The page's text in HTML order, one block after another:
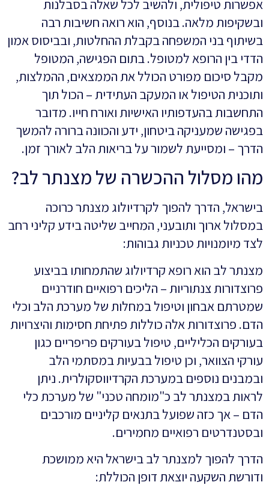
אפשרות טיפולית, ולהשיב לכל שאלה בסבלנות
ובשקיפות מלאה. בנוסף, הוא רואה חשיבות רבה
בשיתוף בני המשפחה בקבלת ההחלטות, ובביסוס אמון
הדדי בין הרופא למטופל. בתום הפגישה, המטופל
מקבל סיכום מפורט הכולל את הממצאים, ההמלצות,
ותוכנית הטיפול או המעקב העתידית – הכול תוך
התחשבות בהעדפותיו האישיות ואורח חייו. מדובר
בפגישה שמעניקה ביטחון, ידע והכוונה ברורה להמשך
הדרך – ומסייעת לשמור על בריאות הלב לאורך זמן.
מהו מסלול ההכשרה של מצנתר לב?
בישראל, הדרך להפוך לקרדיולוג מצנתר כרוכה
במסלול ארוך ותובעני, המחייב שליטה בידע קליני רחב
לצד מיומנויות טכניות גבוהות:
מצנתר לב הוא רופא קרדיולוג שהתמחותו בביצוע
פרוצדורות צנתוריות – הליכים רפואיים חודרניים
שמטרתם אבחון וטיפול במחלות של מערכת הלב וכלי
הדם. פרוצדורות אלה כוללות פתיחת חסימות והיצרויות
בעורקים הכליליים, טיפול בעורקים פריפריים כגון
עורקי הצוואר, וכן טיפול בבעיות במסתמי הלב
ובמבנים נוספים במערכת הקרדיווסקולרית. ניתן
לראות במצנתר לב כ"מומחה טכני" של מערכת כלי
הדם – אך כזה שפועל בתנאים קליניים מורכבים
ובסטנדרטים רפואיים מחמירים.
הדרך להפוך למצנתר לב בישראל היא ממושכת
ודורשת השקעה יוצאת דופן הכוללת: